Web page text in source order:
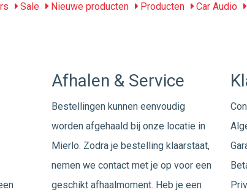
Sale Nieuwe producten Producten Car Audio
Afhalen & Service
Bestellingen kunnen eenvoudig
worden afgehaald bij onze locatie in
Mierlo. Zodra je bestelling klaarstaat,
nemen we contact met je op voor een
geschikt afhaalmoment. Heb je een